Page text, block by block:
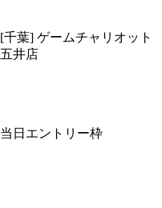
[千葉] ゲームチャリオット
五井店
当日エントリー枠